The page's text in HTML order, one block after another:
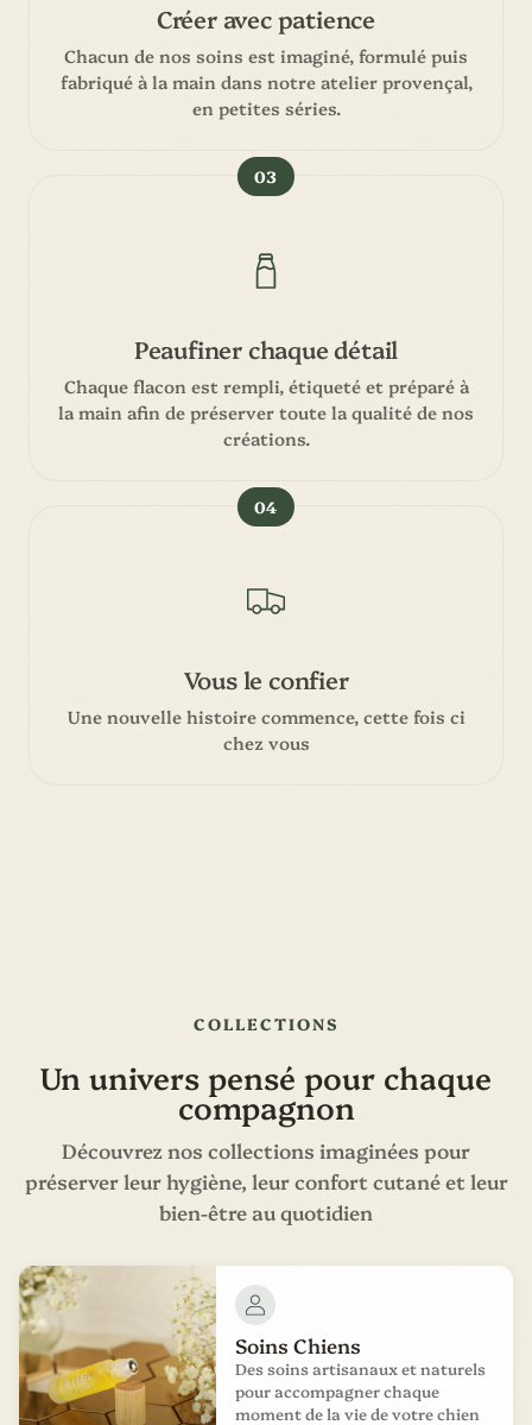
Créer avec patience
Chacun de nos soins est imaginé, formulé puis
fabriqué à la main dans notre atelier provençal,
en petites séries.
03
Peaufiner chaque détail
Chaque flacon est rempli, étiqueté et préparé à
la main afin de préserver toute la qualité de nos
créations.
04
Vous le confier
Une nouvelle histoire commence, cette fois ci
chez vous
COLLECTIONS
Un univers pensé pour chaque
compagnon
Découvrez nos collections imaginées pour
préserver leur hygiène, leur confort cutané et leur
bien-être au quotidien
Soins Chiens
Des soins artisanaux et naturels
pour accompagner chaque
moment de la vie de votre chien